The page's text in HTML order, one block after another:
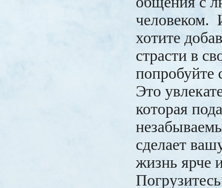
человеком.
хотите
страсти в
попробуйте
Это
которая
сделает
жизнь ярче